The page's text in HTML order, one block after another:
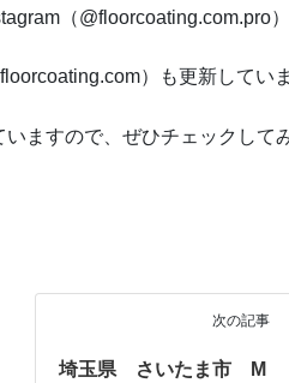
（@floorcoating.com.pro）
）も更新してい
ますので、ぜひチェックして
次の記事
埼玉県 さいたま市 M